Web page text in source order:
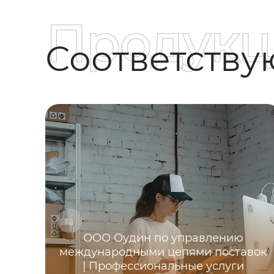
ООО Оудин по управлению
международными цепями поставок
| Профессиональные услуги